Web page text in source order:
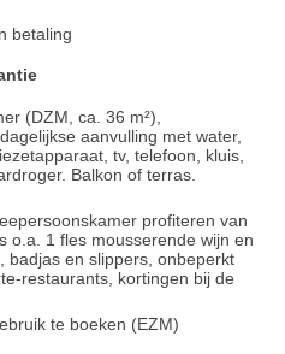
betaling
(DZM, ca. 36 m²),
aanvulling met water,
tv, telefoon, kluis,
Balkon of terras.
profiteren van
o.a. 1 fles mousserende wijn en
badjas en slippers, onbeperkt
restaurants, kortingen bij de
te boeken (EZM)